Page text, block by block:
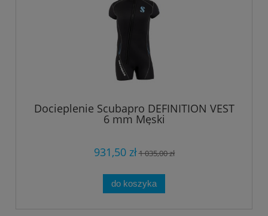
Docieplenie Scubapro DEFINITION VEST
6 mm Męski
931,50 zł1 035,00 zł
do koszyka